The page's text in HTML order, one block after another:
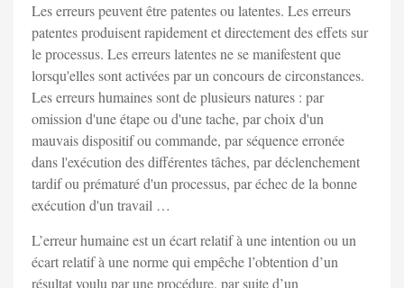
Les erreurs peuvent être patentes ou latentes. Les erreurs
patentes produisent rapidement et directement des effets sur
le processus. Les erreurs latentes ne se manifestent que
lorsqu'elles sont activées par un concours de circonstances.
Les erreurs humaines sont de plusieurs natures : par
omission d'une étape ou d'une tache, par choix d'un
mauvais dispositif ou commande, par séquence erronée
dans l'exécution des différentes tâches, par déclenchement
tardif ou prématuré d'un processus, par échec de la bonne
exécution d'un travail …
L’erreur humaine est un écart relatif à une intention ou un
écart relatif à une norme qui empêche l’obtention d’un
résultat voulu par une procédure, par suite d’un